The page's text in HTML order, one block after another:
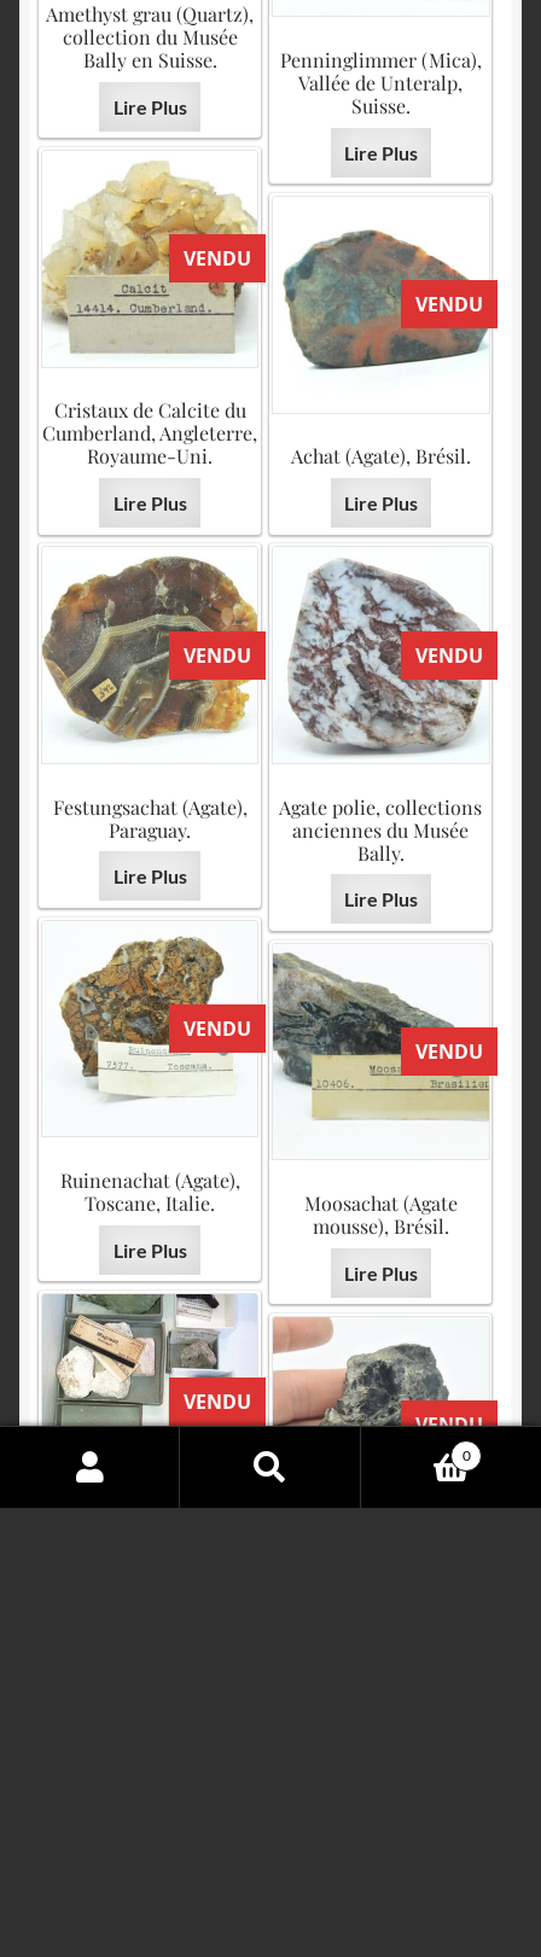
Amethyst grau (Quartz),
collection du Musée
Bally en Suisse.
Lire Plus
Penninglimmer (Mica),
Vallée de Unteralp,
Suisse.
Lire Plus
VENDU
Cristaux de Calcite du
Cumberland, Angleterre,
Royaume-Uni.
Lire Plus
VENDU
Achat (Agate), Brésil.
Lire Plus
VENDU
Festungsachat (Agate),
Paraguay.
Lire Plus
VENDU
Agate polie, collections
anciennes du Musée
Bally.
Lire Plus
VENDU
Ruinenachat (Agate),
Toscane, Italie.
Lire Plus
VENDU
Moosachat (Agate
mousse), Brésil.
Lire Plus
VENDU
VENDU
Search
for:
0